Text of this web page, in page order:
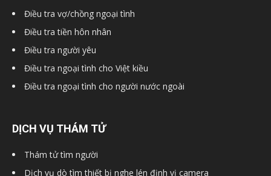
Điều tra vợ/chồng ngoại tình
Điều tra tiền hôn nhân
Điều tra người yêu
Điều tra ngoại tình cho Việt kiều
Điều tra ngoại tình cho người nước ngoài
DỊCH VỤ THÁM TỬ
Thám tử tìm người
Dịch vụ dò tìm thiết bị nghe lén định vị camera